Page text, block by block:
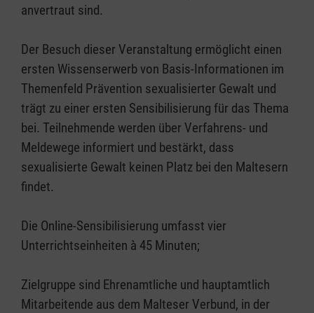
anvertraut sind.
Der Besuch dieser Veranstaltung ermöglicht einen
ersten Wissenserwerb von Basis-Informationen im
Themenfeld Prävention sexualisierter Gewalt und
trägt zu einer ersten Sensibilisierung für das Thema
bei. Teilnehmende werden über Verfahrens- und
Meldewege informiert und bestärkt, dass
sexualisierte Gewalt keinen Platz bei den Maltesern
findet.
Die Online-Sensibilisierung umfasst vier
Unterrichtseinheiten à 45 Minuten;
Zielgruppe sind Ehrenamtliche und hauptamtlich
Mitarbeitende aus dem Malteser Verbund, in der